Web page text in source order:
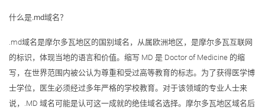
什么是.md域名？
.md域名是摩尔多瓦地区的国别域名，从属欧洲地区，是摩尔多瓦互联网
的标识，体现当地的语言和价值。缩写 MD 是 Doctor of Medicine 的缩
写，在世界范围内被公认为尊重和受过高等教育的标志。为了获得医学博
士学位，医生必须经过多年严格的学校教育。对于该领域的专业人士来
说，.MD 域名可能是认可这一成就的绝佳域名选择。摩尔多瓦地区域名后